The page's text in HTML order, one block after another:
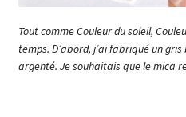
Tout comme Couleur du soleil,
temps. D’abord, j’ai fabriqué un
argenté. Je souhaitais que le mica